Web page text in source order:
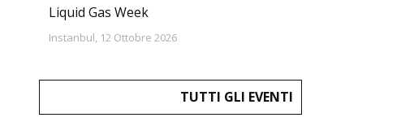
Liquid Gas Week
Instanbul, 12 Ottobre 2026
TUTTI GLI EVENTI